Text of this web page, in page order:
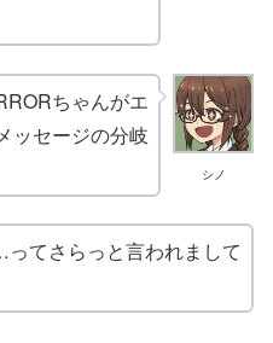
シノ
ちゃんがエ
ッセージの分岐
てさらっと言われまして